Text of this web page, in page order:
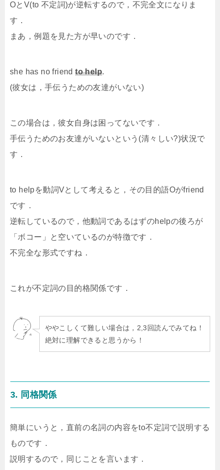
OとV(to 不定詞)が逆転するので，不完全文になりま
す．
まあ，例題を見た方が早いのです．
she has no friendto help.
(彼女は，手伝うための友達がいない)
この場合は，彼女自身は困ってないです．
手伝うためのお友達がいないという(清々しい?)状況で
す．
to helpを動詞Vとして考えると，その目的語Oがfriend
です．
逆転しているので，他動詞であるはずのhelpの後ろが
「ボコー」と空いているのが特徴です．
不完全な形式ですね．
これが不定詞の目的格関係です．
ややこしくて難しい場合は，2,3回読んでみてね！
絶対に理解できると思うから！
3. 同格関係
簡単にいうと，直前の名詞の内容をto不定詞で説明する
ものです．
説明するので，同じことを言います．